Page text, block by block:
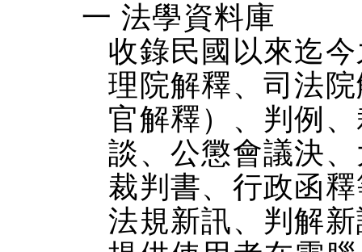
一 法學資料庫
收錄民國以來迄
理院解釋、司法
官解釋）、判例
談、公懲會議決
裁判書、行政函
法規新訊、判解